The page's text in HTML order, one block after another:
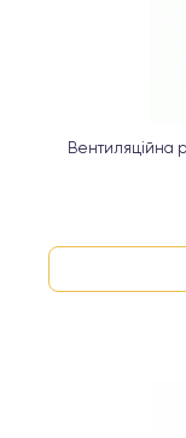
Вентиляційна